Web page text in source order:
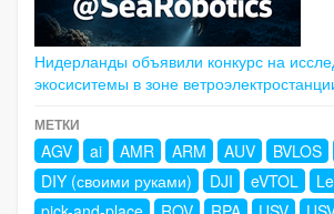
Нидерланды объявили конкурс на
экосиситемы в зоне
МЕТКИ
AGV ai AMR ARM AUV BVLOS
DIY (своими руками)
DJI eVTOL